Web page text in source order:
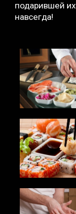
подарившей
навсегда!